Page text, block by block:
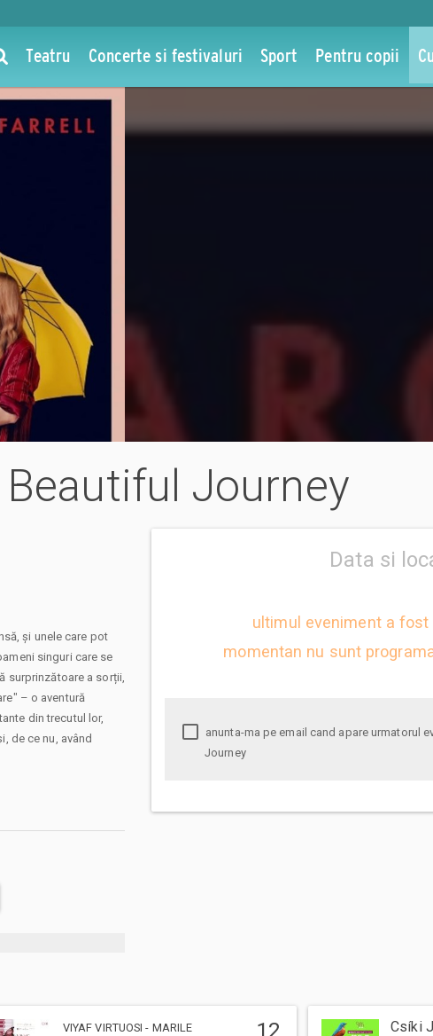
Teatru Concerte si festivaluri Sport Pentru copii
Journey
Data si
ultimul eveniment a
momentan nu sunt
Journey
și unele care pot
singuri care se
surprinzătoare a sorții,
– o aventură
din trecutul lor,
de ce nu, având
VIYAF VIRTUOSI - MARILE
Csíki